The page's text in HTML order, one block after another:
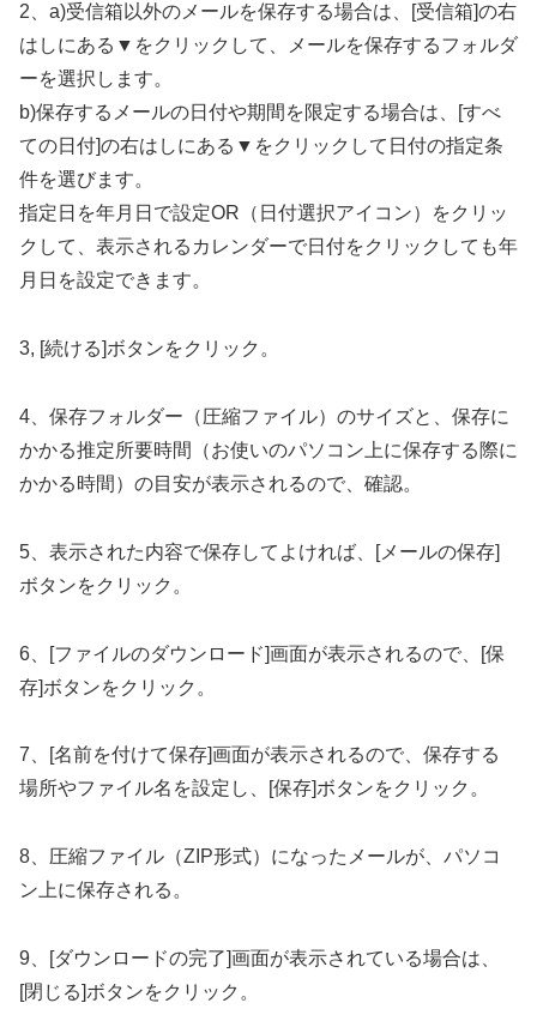
2、a)受信箱以外のメールを保存する場合は、[受信箱]の右
はしにある▼をクリックして、メールを保存するフォルダ
ーを選択します。
b)保存するメールの日付や期間を限定する場合は、[すべ
ての日付]の右はしにある▼をクリックして日付の指定条
件を選びます。
指定日を年月日で設定OR（日付選択アイコン）をクリッ
クして、表示されるカレンダーで日付をクリックしても年
月日を設定できます。
3, [続ける]ボタンをクリック。
4、保存フォルダー（圧縮ファイル）のサイズと、保存に
かかる推定所要時間（お使いのパソコン上に保存する際に
かかる時間）の目安が表示されるので、確認。
5、表示された内容で保存してよければ、[メールの保存]
ボタンをクリック。
6、[ファイルのダウンロード]画面が表示されるので、[保
存]ボタンをクリック。
7、[名前を付けて保存]画面が表示されるので、保存する
場所やファイル名を設定し、[保存]ボタンをクリック。
8、圧縮ファイル（ZIP形式）になったメールが、パソコ
ン上に保存される。
9、[ダウンロードの完了]画面が表示されている場合は、
[閉じる]ボタンをクリック。